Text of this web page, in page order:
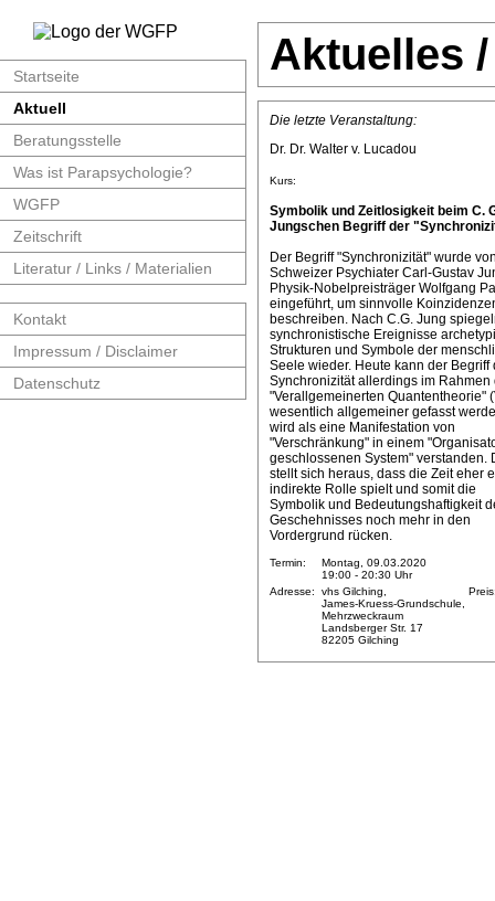
Startseite
Aktuell
Beratungsstelle
Was ist Parapsychologie?
WGFP
Zeitschrift
Literatur / Links / Materialien
Kontakt
Impressum / Disclaimer
Datenschutz
Aktuelles
Die letzte Veranstaltung:
Dr. Dr. Walter v. Lucadou
Kurs:
Symbolik und Zeitlosigkeit beim C.
Jungschen Begriff der
Der Begriff "Synchronizität" wurde
Schweizer Psychiater Carl-Gustav
Physik-Nobelpreisträger Wolfgang
eingeführt, um sinnvolle
beschreiben. Nach C.G. Jung
synchronistische Ereignisse
Strukturen und Symbole der
Seele wieder. Heute kann der Begriff
Synchronizität allerdings im Rahmen
"Verallgemeinerten Quantentheorie"
wesentlich allgemeiner gefasst
wird als eine Manifestation von
"Verschränkung" in einem
geschlossenen System" verstanden.
stellt sich heraus, dass die Zeit eher
indirekte Rolle spielt und somit die
Symbolik und Bedeutungshaftigkeit
Geschehnisses noch mehr in den
Vordergrund rücken.
Termin:
Montag, 09.03.2020
19:00 - 20:30 Uhr
Adresse:
vhs Gilching,
James-Kruess-Grundschule,
Mehrzweckraum
Landsberger Str. 17
82205 Gilching